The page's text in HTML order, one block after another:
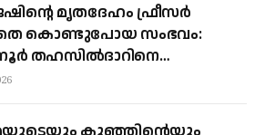
മൃതദേഹം ഫ്രീസർ
കൊണ്ടുപോയ സംഭവം:
തഹസിൽദാറിനെ
ചെയ്യാൻ നിർദ്ദേശം